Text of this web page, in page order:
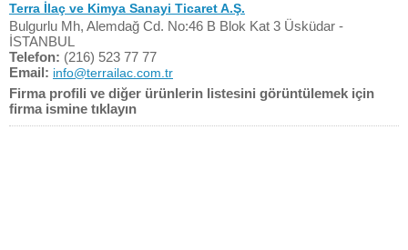
Terra İlaç ve Kimya Sanayi Ticaret A.Ş.
Bulgurlu Mh, Alemdağ Cd. No:46 B Blok Kat 3 Üsküdar -
İSTANBUL
Telefon: (216) 523 77 77
Email: info@terrailac.com.tr
Firma profili ve diğer ürünlerin listesini görüntülemek için
firma ismine tıklayın